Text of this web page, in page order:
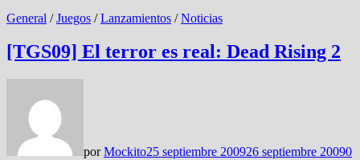
General /Juegos /Lanzamientos /Noticias
[TGS09] El terror es real: Dead Rising 2
porMockito25 septiembre 200926 septiembre 20090